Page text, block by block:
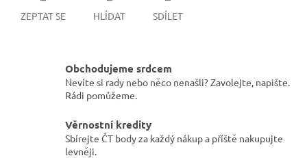
ZEPTAT SE HLÍDAT SDÍLET
Obchodujeme srdcem
Nevíte si rady nebo něco nenašli? Zavolejte, napište.
Rádi pomůžeme.
Věrnostní kredity
Sbírejte ČT body za každý nákup a příště nakupujte
levněji.